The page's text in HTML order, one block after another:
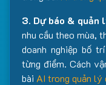
3. Dự báo & quản
nhu cầu theo mùa,
doanh nghiệp bố
từng điểm. Cách
bài AI trong quản lý